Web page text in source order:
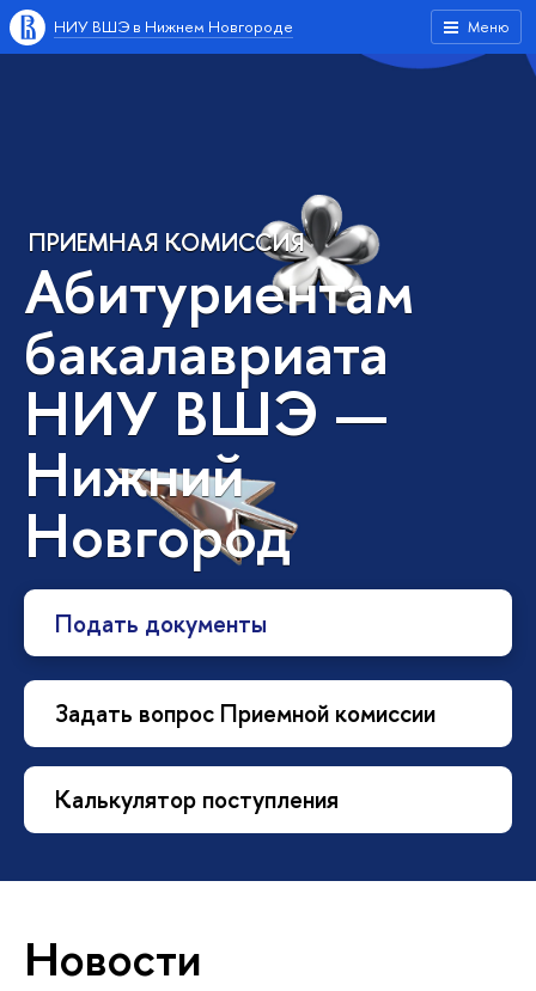
Меню
НИУ ВШЭ в Нижнем Новгороде
ПРИЕМНАЯ КОМИССИЯ
Абитуриентам
бакалавриата
НИУ ВШЭ —
Нижний
Новгород
Подать документы
Задать вопрос Приемной комиссии
Калькулятор поступления
Новости